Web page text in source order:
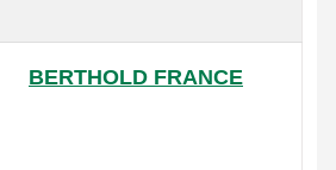
BERTHOLD FRANCE